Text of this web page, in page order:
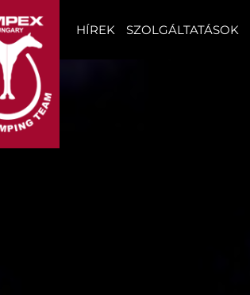
HÍREK SZOLGÁLTATÁSOK